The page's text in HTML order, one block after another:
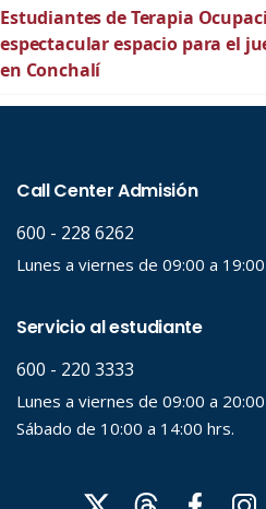
Estudiantes de Terapia
espectacular espacio para el
en Conchalí